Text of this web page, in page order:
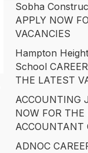
Sobha
APPLY NOW
VACANCIES
Hampton
School
THE LATEST
ACCOUNTING
NOW FOR THE
ACCOUNTANT
ADNOC